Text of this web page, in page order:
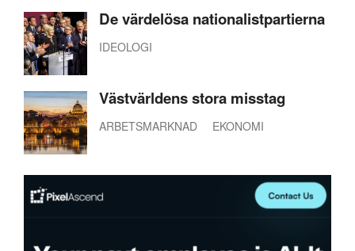
De värdelösa nationalistpartierna
IDEOLOGI
Västvärldens stora misstag
ARBETSMARKNAD EKONOMI